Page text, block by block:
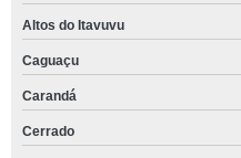
Altos do Itavuvu
Caguaçu
Carandá
Cerrado